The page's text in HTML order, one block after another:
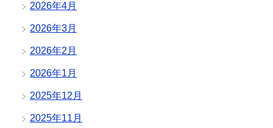
2026年4月
2026年3月
2026年2月
2026年1月
2025年12月
2025年11月